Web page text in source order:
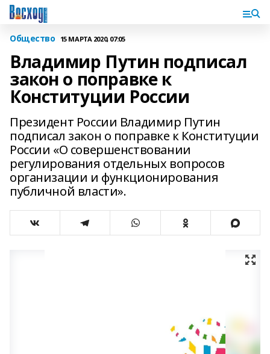
Общество 15 МАРТА 2020, 07:05
Владимир Путин подписал
закон о поправке к
Конституции России
Президент России Владимир Путин
подписал закон о поправке к Конституции
России «О совершенствовании
регулирования отдельных вопросов
организации и функционирования
публичной власти».